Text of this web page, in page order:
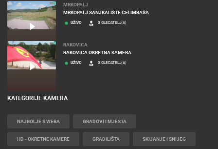
MRKOPALJ
MRKOPALJ SANJKALIŠTE ČELIMBAŠA
UŽIVO 0 GLEDATELJ(A)
RAKOVICA
RAKOVICA OKRETNA KAMERA
UŽIVO 0 GLEDATELJ(A)
KATEGORIJE KAMERA
NAJBOLJE S WEBA GRADOVI I MJESTA
HD - OKRETNE KAMERE GRADILIŠTA SKIJANJE I SNIJEG